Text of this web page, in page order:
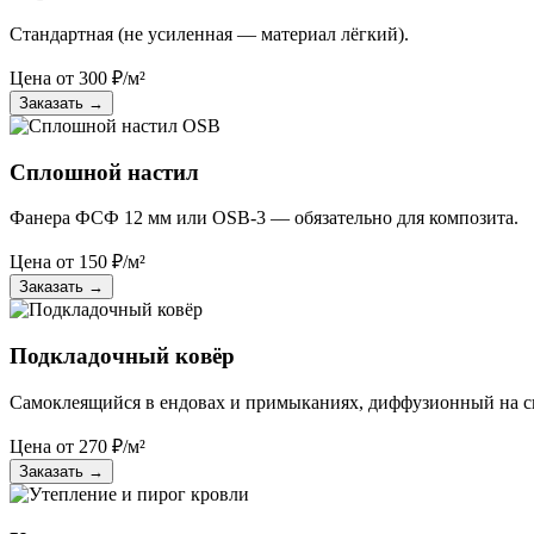
Стандартная (не усиленная — материал лёгкий).
Цена от 300 ₽/м²
Заказать →
Сплошной настил
Фанера ФСФ 12 мм или OSB-3 — обязательно для композита.
Цена от 150 ₽/м²
Заказать →
Подкладочный ковёр
Самоклеящийся в ендовах и примыканиях, диффузионный на
Цена от 270 ₽/м²
Заказать →